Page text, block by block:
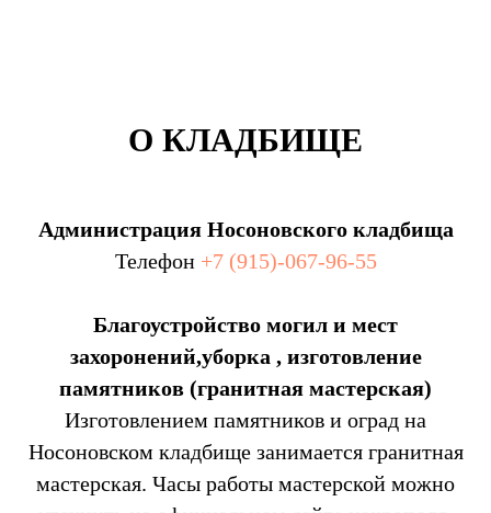
О КЛАДБИЩЕ
Администрация Носоновского кладбища
Телефон +7 (915)-067-96-55
Благоустройство могил и мест
захоронений,уборка , изготовление
памятников (гранитная мастерская)
Изготовлением памятников и оград на
Носоновском кладбище занимается гранитная
мастерская. Часы работы мастерской можно